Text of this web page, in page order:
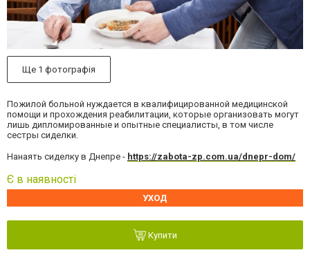
Ще 1 фотографія
Пожилой больной нуждается в квалифицированной медицинской
помощи и прохождения реабилитации, которые организовать могут
лишь дипломированные и опытные специалисты, в том числе
сестры сиделки.
Нанаять сиделку в Днепре - https://zabota-zp.com.ua/dnepr-dom/
Є в наявності
УХОД
Купити